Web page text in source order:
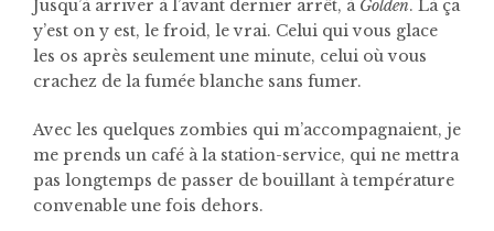
Jusqu’à arriver à l’avant dernier arrêt, à Golden. Là ça
y’est on y est, le froid, le vrai. Celui qui vous glace
les os après seulement une minute, celui où vous
crachez de la fumée blanche sans fumer.
Avec les quelques zombies qui m’accompagnaient, je
me prends un café à la station-service, qui ne mettra
pas longtemps de passer de bouillant à température
convenable une fois dehors.